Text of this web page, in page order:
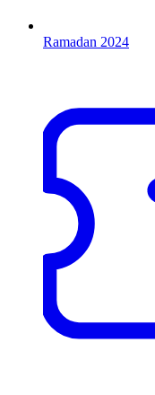
Ramadan 2024